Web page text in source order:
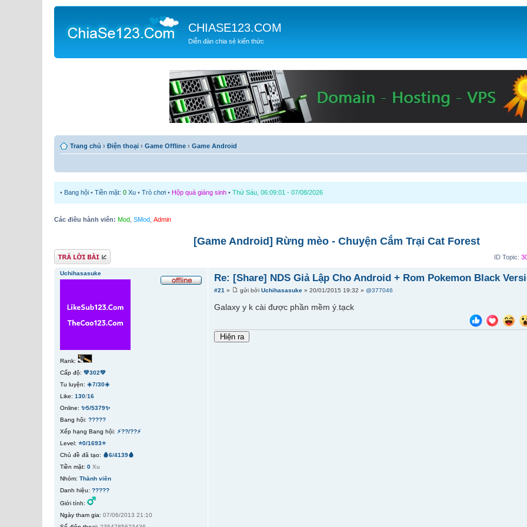
CHIASE123.COM
Diễn đàn chia sẻ kiến thức
Trang chủ › Điện thoại › Game Offline › Game Android
• Bang hội • Tiền mặt: 0 Xu • Trò chơi • Hộp quà giáng sinh • Thứ Sáu, 06:09:01 - 07/08/2026
Các điều hành viên: Mod SMod Admin
[Game Android] Rừng mèo - Chuyện Cắm Trại Cat Forest
Gửi bài trả lời ID Topic:
Re: [Share] NDS Giả Lập Cho Android + Rom Pokemon Black
#21 » gửi bởiUchihasasuke » 20/01/2015 19:32 »@377046
Galaxy y k cài được phần mềm ý.tạck
Uchihasasuke
Rank:
Cấp độ: 💚302💚
Tu luyện: ☀️7/30☀️
Like: 130/16
Online: ✨5/5379✨
Bang hội: ?????
Xếp hạng Bang hội: ⚡??/??⚡
Level: ⭐0/1693⭐
Chủ đề đã tạo: 🩸6/4139🩸
Tiền mặt: 0 Xu
Nhóm: Thành viên
Danh hiệu: ?????
Giới tính:
Ngày tham gia: 07/06/2013 21:10